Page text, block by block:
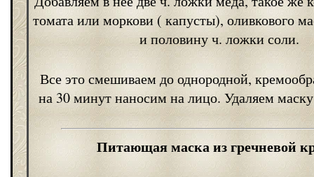
томата или моркови ( капусты), оливкового
и половину ч. ложки соли.
Все это смешиваем до однородной,
на 30 минут наносим на лицо. Удаляем
Питающая маска из гречневой